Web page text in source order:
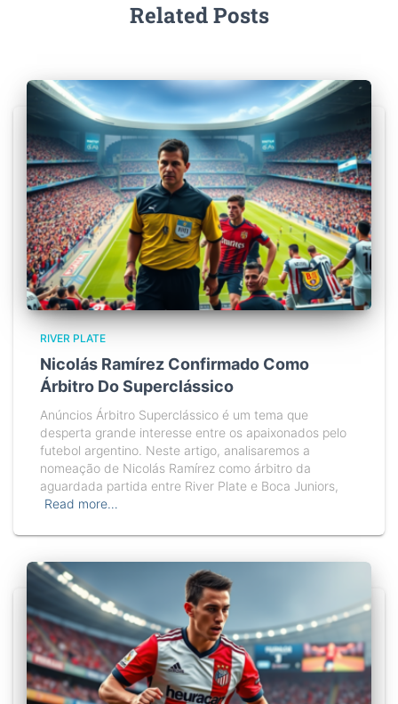
Related Posts
RIVER PLATE
Nicolás Ramírez Confirmado Como
Árbitro Do Superclássico
Anúncios Árbitro Superclássico é um tema que
desperta grande interesse entre os apaixonados pelo
futebol argentino. Neste artigo, analisaremos a
nomeação de Nicolás Ramírez como árbitro da
aguardada partida entre River Plate e Boca Juniors,
Read more…